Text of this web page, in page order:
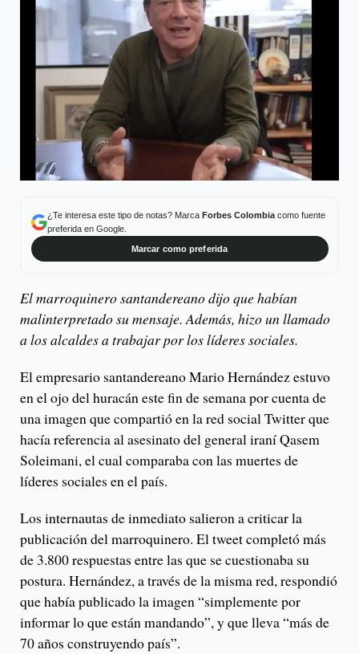
¿Te interesa este tipo de notas? Marca Forbes Colombiacomo fuente
preferida en Google.
Marcar como preferida
El marroquinero santandereano dijo que habían
malinterpretado su mensaje. Además, hizo un llamado
a los alcaldes a trabajar por los líderes sociales.
El empresario santandereano Mario Hernández estuvo
en el ojo del huracán este fin de semana por cuenta de
una imagen que compartió en la red social Twitter que
hacía referencia al asesinato del general iraní Qasem
Soleimani, el cual comparaba con las muertes de
líderes sociales en el país.
Los internautas de inmediato salieron a criticar la
publicación del marroquinero. El tweet completó más
de 3.800 respuestas entre las que se cuestionaba su
postura. Hernández, a través de la misma red, respondió
que había publicado la imagen “simplemente por
informar lo que están mandando”, y que lleva “más de
70 años construyendo país”.